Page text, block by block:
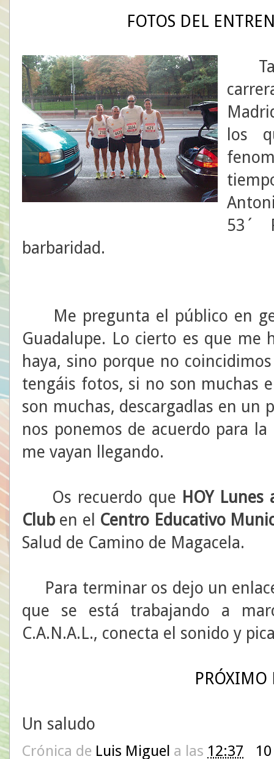
FOTOS DEL
los
53´
barbaridad.
Me pregunta el público en
Guadalupe. Lo cierto es que me
haya, sino porque no
tengáis fotos, si no son muchas
son muchas, descargadlas en un
nos ponemos de acuerdo para
me vayan llegando.
Os recuerdo que HOY Lunes
Club en el Centro Educativo
Salud de Camino de Magacela.
Para terminar os dejo un
que se está trabajando a
C.A.N.A.L., conecta el sonido y
PRÓXIMO
Un saludo
Crónica de Luis Miguel a las 12:37